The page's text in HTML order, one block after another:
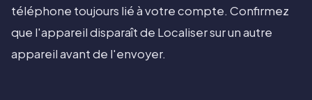
téléphone toujours lié à votre compte. Confirmez
que l'appareil disparaît de Localiser sur un autre
appareil avant de l'envoyer.